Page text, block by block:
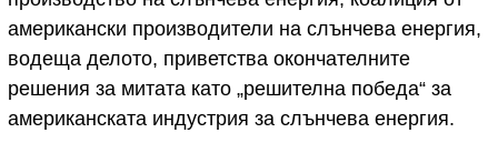
американски производители на слънчева енергия,
водеща делото, приветства окончателните
решения за митата като „решителна победа“ за
американската индустрия за слънчева енергия.